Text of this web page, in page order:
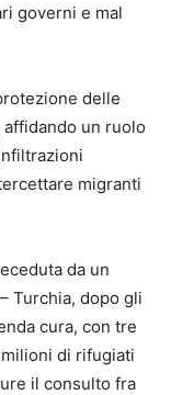
governi e mal
delle
un ruolo
migranti
da un
Turchia, dopo gli
cura, con tre
di rifugiati
il consulto fra